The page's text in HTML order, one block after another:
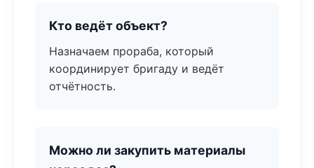
Кто ведёт объект?
Назначаем прораба, который
координирует бригаду и ведёт
отчётность.
Можно ли закупить материалы